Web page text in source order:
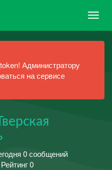
Администратору
на сервисе
0 сообщений
0